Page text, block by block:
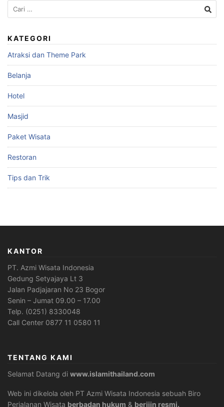
Cari
untuk:
KATEGORI
Atraksi dan Theme Park
Belanja
Hotel
Masjid
Paket Wisata
Restoran
Tips dan Trik
KANTOR
PT. Azmi Wisata Indonesia
Gedung Setyajaya Lt 3
Jalan Padjajaran No 23 Bogor
Senin – Jumat 09.00 – 17.00
Telp. (0251) 8330048
Call Center 0877 11 0580 11
TENTANG KAMI
Selamat Datang di www.islamithailand.com
Web ini dikelola oleh PT Azmi Wisata Indonesia sebuah Biro
Perjalanan Wisata berbadan hukum & berijin resmi.